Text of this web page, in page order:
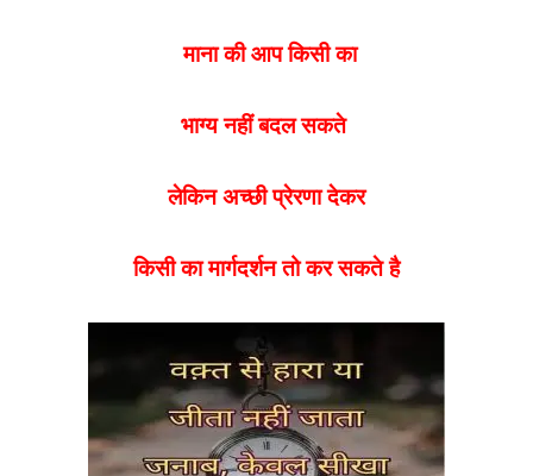
माना की आप किसी का
भाग्य नहीं बदल सकते
लेकिन अच्छी प्रेरणा देकर
किसी का मार्गदर्शन तो कर सकते है